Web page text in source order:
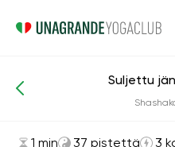
Asanat ja harjoitukset
Suljettu
1 min 37 pistettä 3